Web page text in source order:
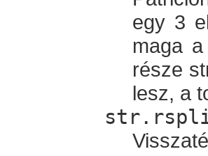
egy 3
maga
része
lesz, a